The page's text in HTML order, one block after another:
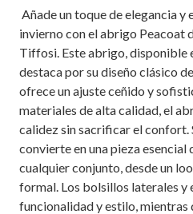
Añade un toque de elegancia
invierno con el abrigo Peacoat
Tiffosi. Este abrigo, disponible
destaca por su diseño clásico
ofrece un ajuste ceñido y
materiales de alta calidad, el
calidez sin sacrificar el confort.
convierte en una pieza esencial
cualquier conjunto, desde un
formal. Los bolsillos laterales y
funcionalidad y estilo, mientras